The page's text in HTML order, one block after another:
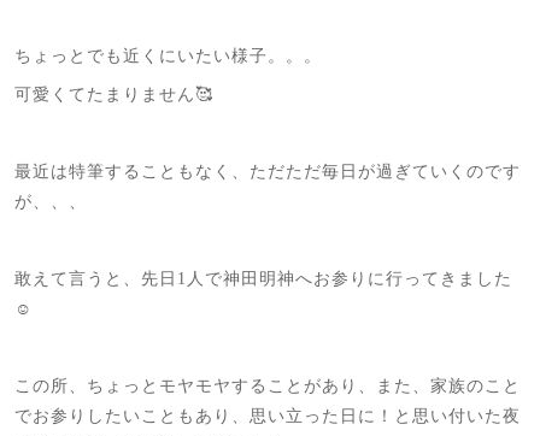
ちょっとでも近くにいたい様子。。。
可愛くてたまりません🥰
最近は特筆することもなく、ただただ毎日が過ぎていくのです
が、、、
敢えて言うと、先日1人で神田明神へお参りに行ってきました
☺️
この所、ちょっとモヤモヤすることがあり、また、家族のこと
でお参りしたいこともあり、思い立った日に！と思い付いた夜